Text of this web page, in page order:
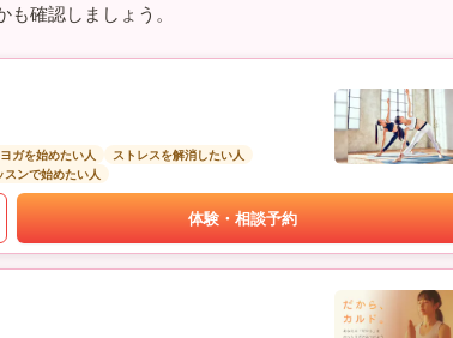
確認しましょう。
ガを始めたい人
ストレスを解消したい人
スンで始めたい人
体験・相談予約